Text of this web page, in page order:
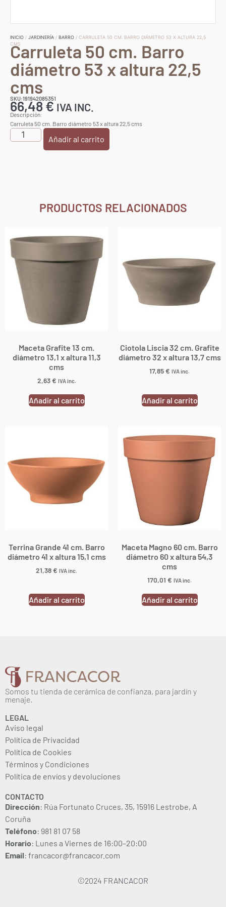
INICIO / JARDINERÍA / BARRO / CARRULETA 50 CM. BARRO DIÁMETRO 53 X ALTURA 22,5
CMS
Carruleta 50 cm. Barro
diámetro 53 x altura 22,5
cms
SKU:191942085351
66,48€ IVA INC.
Descripción:
Carruleta 50 cm. Barro diámetro 53 x altura 22,5 cms
Añadir al carrito
PRODUCTOS RELACIONADOS
Maceta Grafite 13 cm.
diámetro 13,1 x altura 11,3
cms
2,63€ IVA inc.
Añadir al carrito
Ciotola Liscia 32 cm. Grafite
diámetro 32 x altura 13,7 cms
17,85€ IVA inc.
Añadir al carrito
Terrina Grande 41 cm. Barro
diámetro 41 x altura 15,1 cms
21,38€ IVA inc.
Añadir al carrito
Maceta Magno 60 cm. Barro
diámetro 60 x altura 54,3
cms
170,01 € IVA inc.
Añadir al carrito
Somos tu tienda de cerámica de confianza, para jardín y
menaje.
LEGAL
Aviso legal
Política de Privacidad
Política de Cookies
Términos y Condiciones
Política de envíos y devoluciones
CONTACTO
Dirección: Rúa Fortunato Cruces, 35, 15916 Lestrobe, A
Coruña
Teléfono: 981 81 07 58
Horario: Lunes a Viernes de 16:00–20:00
Email: francacor@francacor.com
©2024 FRANCACOR